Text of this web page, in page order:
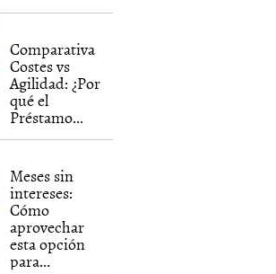
Comparativa
Costes vs
Agilidad: ¿Por
qué el
Préstamo...
Meses sin
intereses:
Cómo
aprovechar
esta opción
para...